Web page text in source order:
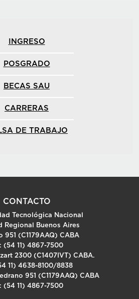
INGRESO
POSGRADO
BECAS SAU
CARRERAS
DE TRABAJO
CONTACTO
Tecnológica Nacional
Regional Buenos Aires
951 (C1179AAQ) CABA
(54 11) 4867-7500
2300 (C1407IVT) CABA.
11) 4638-8100/8838
951 (C1179AAQ) CABA
(54 11) 4867-7500